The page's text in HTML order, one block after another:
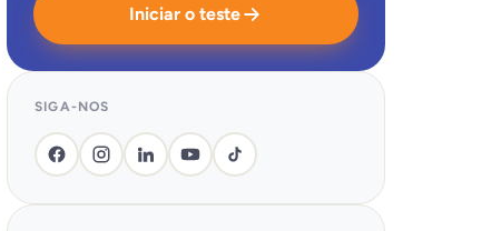
Iniciar o teste
SIGA-NOS